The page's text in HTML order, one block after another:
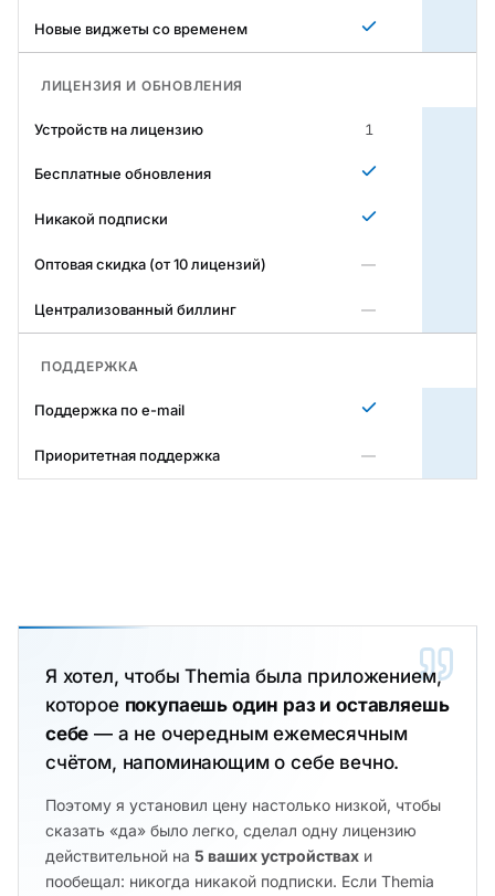
Новые виджеты со временем
ЛИЦЕНЗИЯ И ОБНОВЛЕНИЯ
Устройств на лицензию 1
Бесплатные обновления
Никакой подписки
Оптовая скидка (от 10 лицензий) —
Централизованный биллинг —
ПОДДЕРЖКА
Поддержка по e-mail
Приоритетная поддержка —
Я хотел, чтобы Themia была приложением,
которое покупаешь один раз и оставляешь
себе — а не очередным ежемесячным
счётом, напоминающим о себе вечно.
Поэтому я установил цену настолько низкой, чтобы
сказать «да» было легко, сделал одну лицензию
действительной на 5 ваших устройствах и
пообещал: никогда никакой подписки. Если Themia